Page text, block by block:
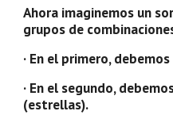
Ahora imaginemos un
grupos de
· En el primero,
· En el segundo,
(estrellas).